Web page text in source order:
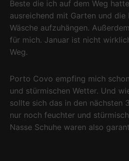
Beste die ich auf dem Weg
ausreichend mit Garten und
Wäsche aufzuhängen.
für mich. Januar ist nicht
Weg.
Porto Covo empfing mich
und stürmischen Wetter. Und
sollte sich das in den nächsten
nur noch feuchter und
Nasse Schuhe waren also